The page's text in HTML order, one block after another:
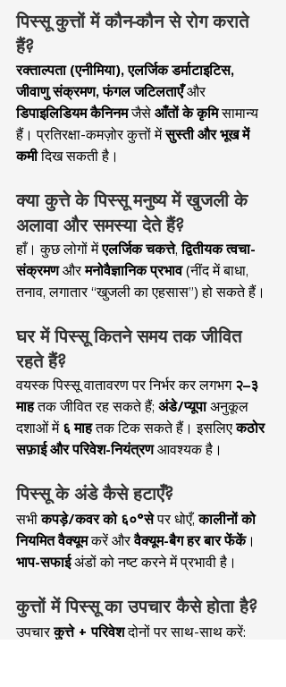
पिस्सू कुत्तों में कौन-कौन से रोग कराते
हैं?
रक्ताल्पता (एनीमिया), एलर्जिक डर्माटाइटिस,
जीवाणु संक्रमण, फंगल जटिलताएँ और
डिपाइलिडियम कैनिनम जैसे आँतों के कृमि सामान्य
हैं। प्रतिरक्षा-कमज़ोर कुत्तों में सुस्ती और भूख में
कमी दिख सकती है।
क्या कुत्ते के पिस्सू मनुष्य में खुजली के
अलावा और समस्या देते हैं?
हाँ। कुछ लोगों में एलर्जिक चकत्ते, द्वितीयक त्वचा-
संक्रमण और मनोवैज्ञानिक प्रभाव (नींद में बाधा,
तनाव, लगातार “खुजली का एहसास”) हो सकते हैं।
घर में पिस्सू कितने समय तक जीवित
रहते हैं?
वयस्क पिस्सू वातावरण पर निर्भर कर लगभग २–३
माह तक जीवित रह सकते हैं; अंडे/प्यूपा अनुकूल
दशाओं में ६ माह तक टिक सकते हैं। इसलिए कठोर
सफ़ाई और परिवेश-नियंत्रण आवश्यक है।
पिस्सू के अंडे कैसे हटाएँ?
सभी कपड़े/कवर को ६०°से पर धोएँ, कालीनों को
नियमित वैक्यूम करें और वैक्यूम-बैग हर बार फेंकें।
भाप-सफाई अंडों को नष्ट करने में प्रभावी है।
कुत्तों में पिस्सू का उपचार कैसे होता है?
उपचार कुत्ते + परिवेश दोनों पर साथ-साथ करें: